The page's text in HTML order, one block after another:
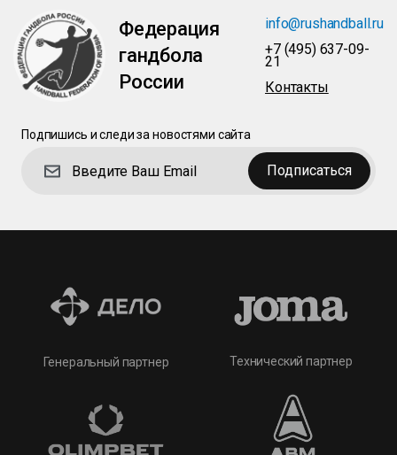
Федерация
гандбола
России
info@rushandball.ru
+7 (495) 637-09-
21
Контакты
Подпишись и следи за новостями сайта
Подписаться
Генеральный партнер Технический партнер